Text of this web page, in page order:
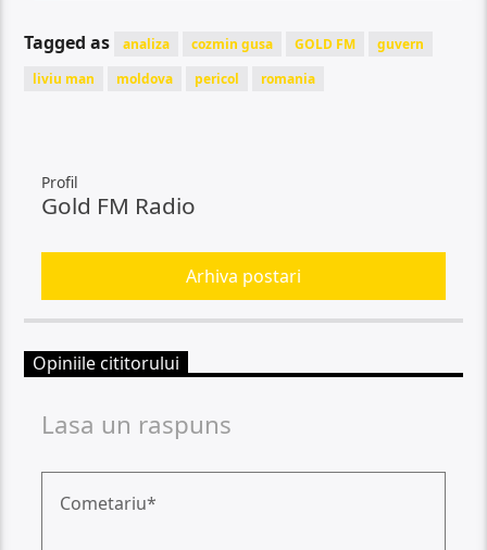
Tagged as analiza cozmin gusa GOLD FM
guvern
liviu man
moldova pericol romania
Profil
Gold FM Radio
Arhiva postari
Opiniile cititorului
Lasa un raspuns